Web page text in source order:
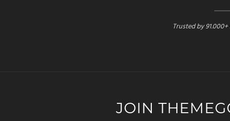
Trusted by
JOIN